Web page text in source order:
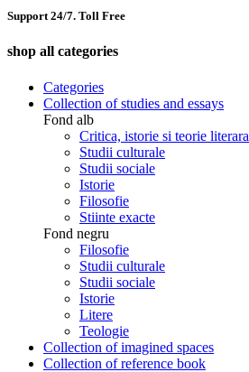
Support 24/7. Toll Free
shop all categories
Categories
Collection of studies and essays
Fond alb
Critica, istorie si teorie literara
Studii culturale
Studii sociale
Istorie
Filosofie
Stiinte exacte
Fond negru
Filosofie
Studii culturale
Studii sociale
Istorie
Litere
Teologie
Collection of imagined spaces
Collection of reference book